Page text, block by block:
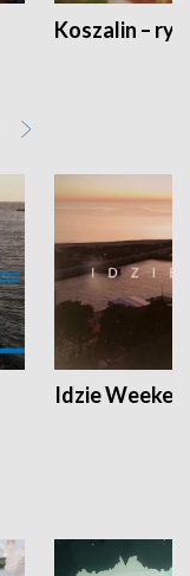
Koszalin –
Idzie